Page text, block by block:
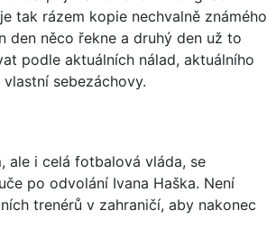
tak rázem kopie nechvalně známého
den něco řekne a druhý den už to
podle aktuálních nálad, aktuálního
sebezáchovy.
ale i celá fotbalová vláda, se
po odvolání Ivana Haška. Není
trenérů v zahraničí, aby nakonec